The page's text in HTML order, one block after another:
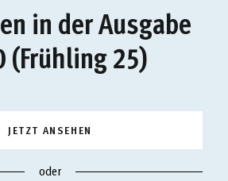
in der Ausgabe
(Frühling 25)
JETZT ANSEHEN
oder